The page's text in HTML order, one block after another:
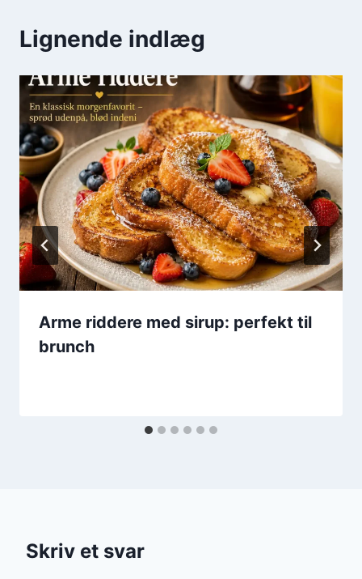
Lignende indlæg
Arme riddere med sirup: perfekt til
brunch
Skriv et svar